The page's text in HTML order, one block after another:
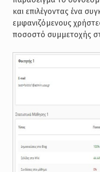
και επιλέγοντας ένα
εμφανιζόμενους
ποσοστό συμμετοχής